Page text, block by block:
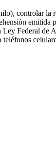
controlar la
emitida
Federal de
teléfonos